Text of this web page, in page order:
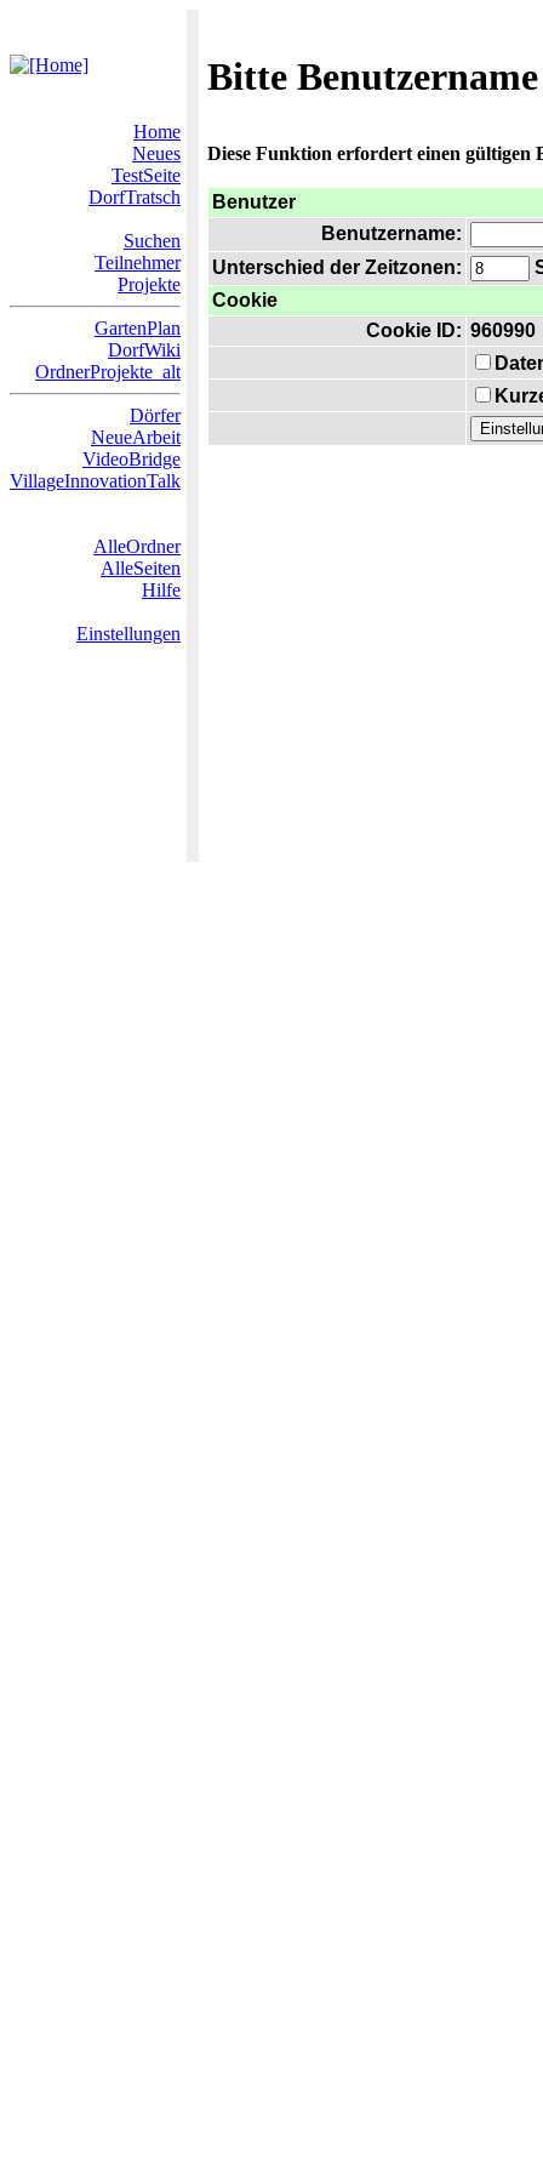
Bitte
Home
Neues
TestSeite
DorfTratsch
Suchen
Teilnehmer
Projekte
GartenPlan
DorfWiki
OrdnerProjekte_alt
Dörfer
NeueArbeit
VideoBridge
VillageInnovationTalk
AlleOrdner
AlleSeiten
Hilfe
Einstellungen
Diese Funktion erfordert einen gültigen
Benutzer
Benutzername:
Unterschied der Zeitzonen:
Cookie
Cookie ID: 960990